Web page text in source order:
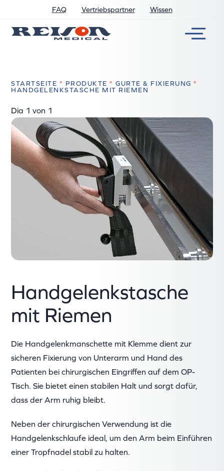
FAQ Vertriebspartner Wissen
STARTSEITE " PRODUKTE "GURTE & FIXIERUNG "
HANDGELENKSTASCHE MIT RIEMEN
Dia 1 von 1
Handgelenkstasche
mit Riemen
Die Handgelenkmanschette mit Klemme dient zur
sicheren Fixierung von Unterarm und Hand des
Patienten bei chirurgischen Eingriffen auf dem OP-
Tisch. Sie bietet einen stabilen Halt und sorgt dafür,
dass der Arm ruhig bleibt.
Neben der chirurgischen Verwendung ist die
Handgelenkschlaufe ideal, um den Arm beim Einführen
einer Tropfnadel stabil zu halten.